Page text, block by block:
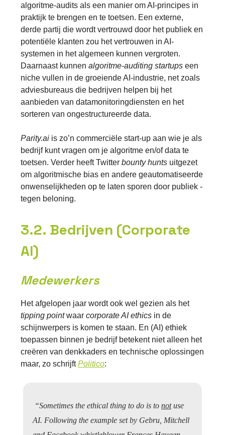
algoritme-audits als een manier om AI-principes in
praktijk te brengen en te toetsen. Een externe,
derde partij die wordt vertrouwd door het publiek en
potentiële klanten zou het vertrouwen in AI-
systemen in het algemeen kunnen vergroten.
Daarnaast kunnen algoritme-auditing startups een
niche vullen in de groeiende AI-industrie, net zoals
adviesbureaus die bedrijven helpen bij het
aanbieden van datamonitoringdiensten en het
sorteren van ongestructureerde data.
Parity.ai is zo’n commerciële start-up aan wie je als
bedrijf kunt vragen om je algoritme en/of data te
toetsen. Verder heeft Twitter bounty hunts uitgezet
om algoritmische bias en andere geautomatiseerde
onwenselijkheden op te laten sporen door publiek -
tegen beloning.
3.2. Bedrijven (Corporate
AI)
Medewerkers
Het afgelopen jaar wordt ook wel gezien als het
tipping pointwaar corporate AI ethics in de
schijnwerpers is komen te staan. En (AI) ethiek
toepassen binnen je bedrijf betekent niet alleen het
creëren van denkkaders en technische oplossingen
maar, zo schrijftPolitico:
“Sometimes the ethical thing to do is to notuse
AI. Following the example set by Gebru, Mitchell